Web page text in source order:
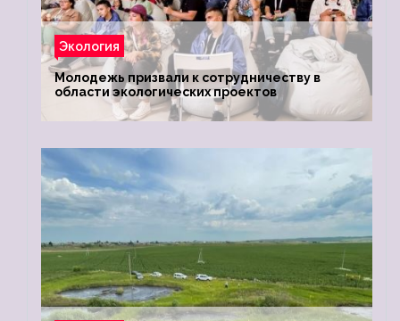
Экология
Молодежь призвали к сотрудничеству в
области экологических проектов